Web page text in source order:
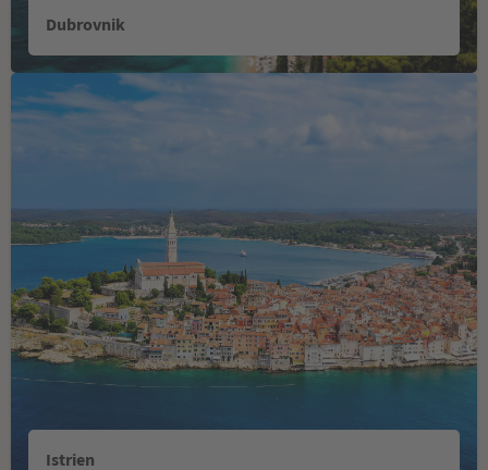
Dubrovnik
Istrien